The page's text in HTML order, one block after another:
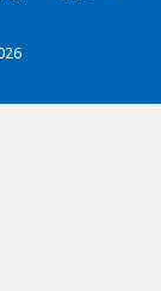
2026 © - أشكاين